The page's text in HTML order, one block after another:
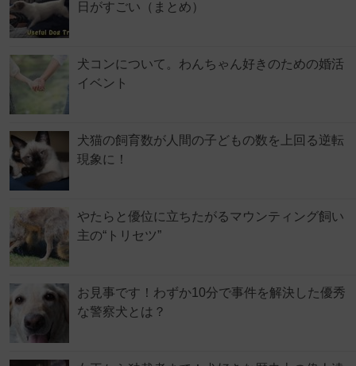
日がすごい（まとめ）
犬コンについて。わんちゃん好きのための婚活
イベント
犬猫の飼育数が人間の子どもの数を上回る逆転
現象に！
やたらと優位に立ちたがるマウンティング飼い
主の“トリセツ”
お見事です！わずか10分で事件を解決した優秀
な警察犬とは？